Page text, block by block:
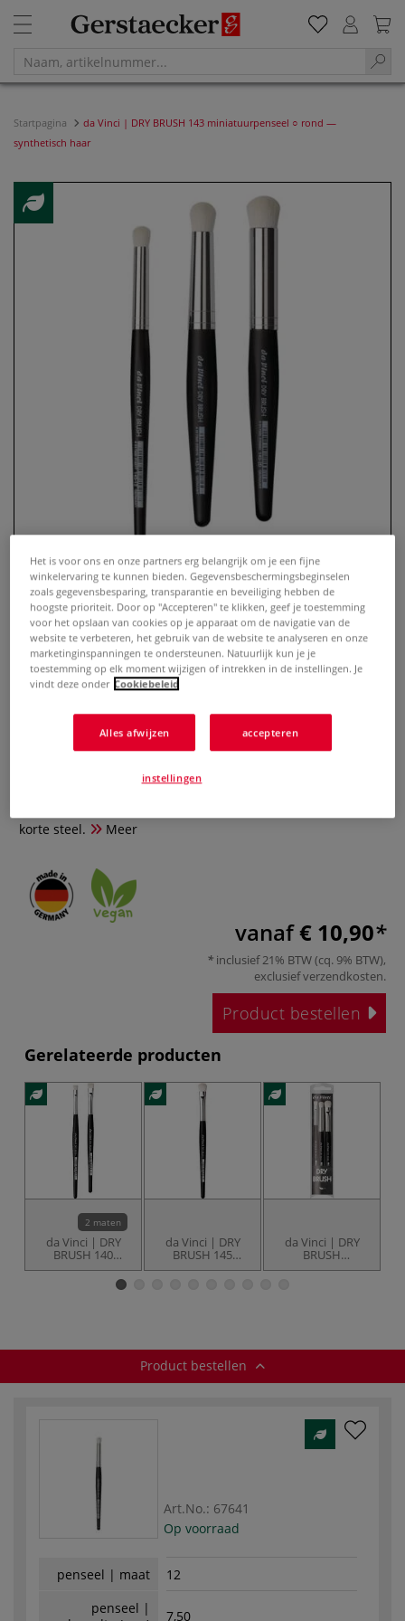
Startpagina
da Vinci | DRY BRUSH 143 miniatuurpenseel ○ rond —
synthetisch haar
da Vinci | DRY BRUSH 143
miniatuurpenseel ○ rond —
synthetisch haar
0 Beoordeling
Het synthetisch haar van dit miniatuurpenseel —
techniek — is een vegan alternatief voor geitenhaar. Ook
korte steel.
Meer
vanaf€ 10,90
inclusief 21% BTW (cq. 9% BTW),
exclusiefverzendkosten.
Product bestellen
Gerelateerde producten
2 maten
da Vinci | DRY
BRUSH 140
miniatuurpenseel
synthetisch haar
da Vinci | DRY
BRUSH 145
miniatuurpenseel
da Vinci | DRY
BRUSH
miniatuurpenselen
Product bestellen
Art.No.: 67641
Op voorraad
penseel | maat
12
penseel |
7,50
Het is voor ons en onze partners erg belangrijk om je een fijne
winkelervaring te kunnen bieden. Gegevensbeschermingsbeginselen
zoals gegevensbesparing, transparantie en beveiliging hebben de
hoogste prioriteit. Door op "Accepteren" te klikken, geef je toestemming
voor het opslaan van cookies op je apparaat om de navigatie van de
website te verbeteren, het gebruik van de website te analyseren en onze
marketinginspanningen te ondersteunen. Natuurlijk kun je je
toestemming op elk moment wijzigen of intrekken in de instellingen. Je
vindt deze onder Cookiebeleid
Alles afwijzen accepteren
instellingen